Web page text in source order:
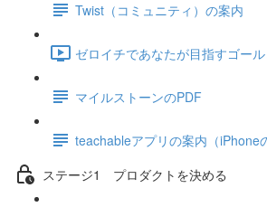
Twist（コミュニティ）の案内
ゼロイチであなたが目指すゴー
マイルストーンのPDF
teachableアプリの案内（iPhone
ステージ1 プロダクトを決める